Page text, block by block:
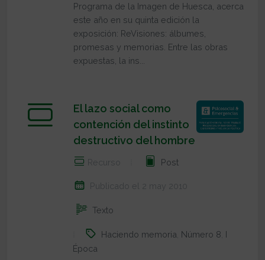
Programa de la Imagen de Huesca, acerca
este año en su quinta edición la
exposición: ReVisiones: álbumes,
promesas y memorias. Entre las obras
expuestas, la ins...
El lazo social como
contención del instinto
destructivo del hombre
Recurso Post
Publicado el 2 may 2010
Texto
Haciendo memoria Número 8 I
Época